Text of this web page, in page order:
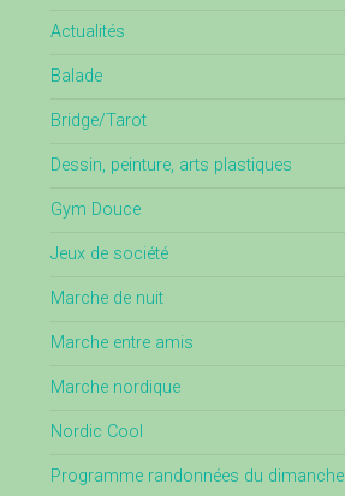
Actualités
Balade
Bridge/Tarot
Dessin, peinture, arts plastiques
Gym Douce
Jeux de société
Marche de nuit
Marche entre amis
Marche nordique
Nordic Cool
Programme randonnées du dimanche